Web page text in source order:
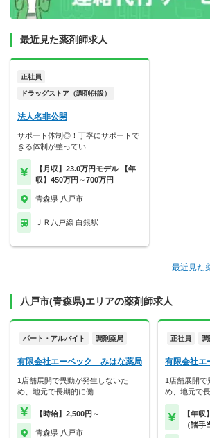
最近見た薬剤師求人
正社員
ドラッグストア（調剤併設）
法人名非公開
サポート体制◎！丁寧にサポートで
きる体制が整ってい…
【月収】23.0万円モデル 【年
収】450万円～700万円
青森県 八戸市
ＪＲ八戸線 白銀駅
最近見た
八戸市(青森県)エリアの薬剤師求人
パート・アルバイト 調剤薬局
有限会社エーベック みはな薬局
1店舗展開で異動が発生しないた
め、地元で長期的に働…
【時給】2,500円～
青森県 八戸市
正社員 調
有限会社
1店舗展開で
め、地元で
【年
（諸手